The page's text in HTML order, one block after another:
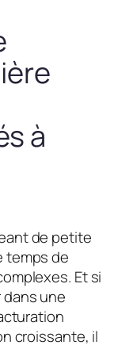
à
de petite
temps de
Et si
une
croissante, il